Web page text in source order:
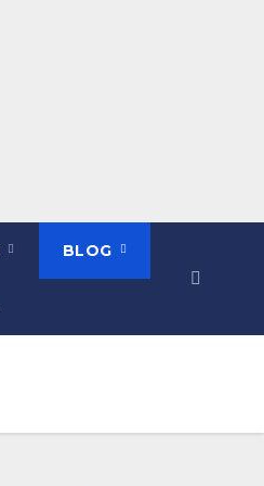
BLOG